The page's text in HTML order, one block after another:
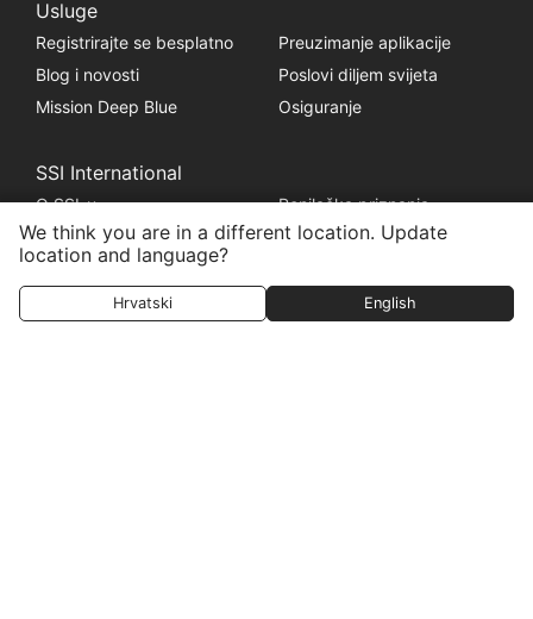
Usluge
Registrirajte se besplatno
Preuzimanje aplikacije
Blog i novosti
Poslovi diljem svijeta
Mission Deep Blue
Osiguranje
SSI International
O SSI-u
Ronilačka priznanja
Profesionalno priznanje
Pro sustav nagrađivanja
We think you are in a different location. Update
location and language?
Hrvatski English